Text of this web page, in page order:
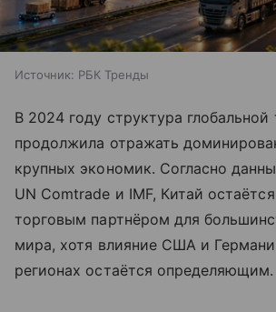
Источник: РБК Тренды
В 2024 году структура глобальной
продолжила отражать
крупных экономик. Согласно
UN Comtrade и IMF, Китай
торговым партнёром для
мира, хотя влияние США и
регионах остаётся определяющим.